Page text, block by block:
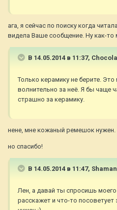
ага, я сейчас по поиску когда
видела Ваше сообщение. Ну как-то
В 14.05.2014 в 11:37,
Только керамику не берите.
волнительно за неё. Я бы чаще
страшно за керамику.
нене, мне кожаный ремешок нужен.
но спасибо!
В 14.05.2014 в 11:47,
Лен, а давай ты спросишь
расскажет и что-то посоветует